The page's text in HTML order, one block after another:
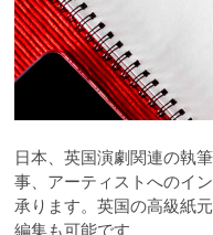
日本、英国演劇関連の執
事、アーティストへのイ
承ります。英国の高級紙
編集も可能です